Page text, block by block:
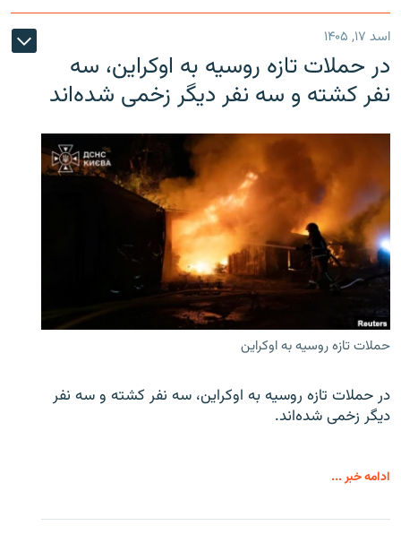
اسد ۱۷, ۱۴۰۵
در حملات تازه روسیه به اوکراین، سه
نفر کشته و سه نفر دیگر زخمی شده‌اند
حملات تازه روسیه به اوکراین
در حملات تازه روسیه به اوکراین، سه نفر کشته و سه نفر
دیگر زخمی شده‌اند.
ادامه خبر ...